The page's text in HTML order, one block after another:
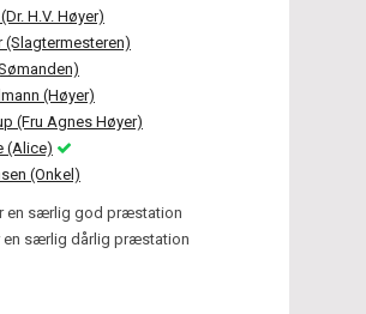
H.V. Høyer)
(Slagtermesteren)
(Høyer)
(Fru Agnes Høyer)
(Alice)
(Onkel)
en særlig god præstation
en særlig dårlig præstation